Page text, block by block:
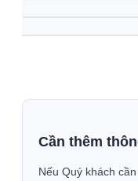
Cần thêm
Nếu Quý khách